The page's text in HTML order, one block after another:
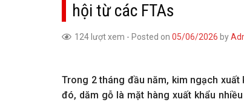
hội từ các FTAs
124 lượt xem - Posted on 05/06/2026 by
Trong 2 tháng đầu năm, kim ngạch
đó, dăm gỗ là mặt hàng xuất khẩu